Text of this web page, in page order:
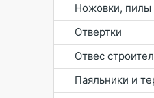
Ножовки, пилы
Отвертки
Отвес
Паяльники и